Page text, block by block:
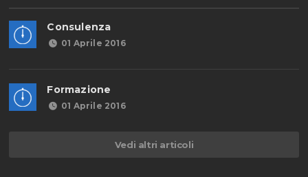
Consulenza
01 Aprile 2016
Formazione
01 Aprile 2016
Vedi altri articoli